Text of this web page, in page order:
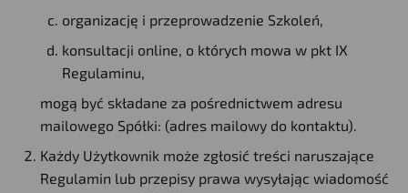
organizację i przeprowadzenie Szkoleń,
konsultacji online, o których mowa w pkt IX
Regulaminu,
mogą być składane za pośrednictwem adresu
mailowego Spółki: (adres mailowy do kontaktu).
Każdy Użytkownik może zgłosić treści naruszające
Regulamin lub przepisy prawa wysyłając wiadomość